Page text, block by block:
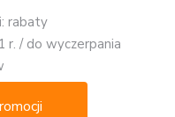
rabaty
r. / do wyczerpania